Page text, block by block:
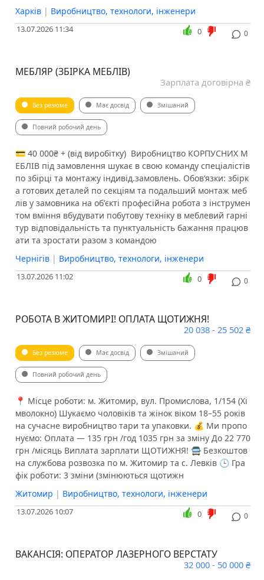
Харків | Виробництво, технологи, інженери
13.07.2026 11:34 0
0
МЕБЛЯР (ЗБІРКА МЕБЛІВ)
Зарплата договірна ₴
Без резюме Має досвід Змішаний
Повний робочий день
💳 40 000₴ + (від виробітку) ️ Виробництво КОРПУСНИХ М
ЕБЛІВ під замовлення шукає в свою команду спеціалістів
по збірці та монтажу індивід.замовлень. Обовʼязки: збірк
а готових деталей по секціям та подальший монтаж меб
лів у замовника на обʼєкті професійна робота з інструмен
том вміння вбудувати побутову техніку в меблевий гарні
тур відповідальність та пунктуальність бажання працюв
ати та зростати разом з командою
Чернігів | Виробництво, технологи, інженери
13.07.2026 11:02 0
0
РОБОТА В ЖИТОМИРІ! ОПЛАТА ЩОТИЖНЯ!
20 038 - 25 502 ₴
Без резюме Має досвід Змішаний
Повний робочий день
📍 Місце роботи: м. Житомир, вул. Промислова, 1/154 (Хі
мволокно) Шукаємо чоловіків та жінок віком 18–55 років
на сучасне виробництво тари та упаковки. 💰 Ми пропо
нуємо: Оплата — 135 грн /год 1035 грн за зміну До 22 770
грн /місяць Виплата зарплати ЩОТИЖНЯ! 🚍 Безкоштов
на службова розвозка по м. Житомир та с. Левків 🕒 Гра
фік роботи: 3 зміни (змінюються щотижн
Житомир | Виробництво, технологи, інженери
13.07.2026 10:07 0
0
ВАКАНСІЯ: ОПЕРАТОР ЛАЗЕРНОГО ВЕРСТАТУ
32 000 - 50 000 ₴